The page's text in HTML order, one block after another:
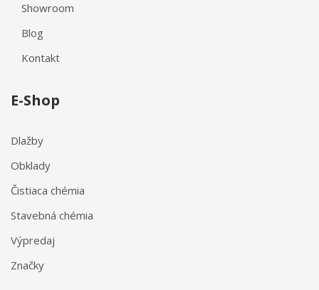
Showroom
Blog
Kontakt
E-Shop
Dlažby
Obklady
Čistiaca chémia
Stavebná chémia
Výpredaj
Značky